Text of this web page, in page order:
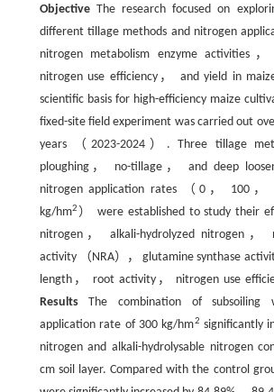
ObjectiveThe research focused on
different tillage methods and nitrogen
nitrogen metabolism enzyme activities
nitrogen use efficiency， and yield in
scientific basis for high-efficiency maize
fixed-site field experiment was carried out
years （2023-2024）. Three tillage
ploughing， no-tillage， and deep
nitrogen application rates （0， 100
kg/hm2 ） were established to study their
nitrogen， alkali-hydrolyzed nitrogen，
activity （NRA）， glutamine synthase
length， root activity， nitrogen use
ResultsThe combination of subsoiling
application rate of 300 kg/hm2 significantly
nitrogen and alkali-hydrolysable nitrogen
cm soil layer. Compared with the control